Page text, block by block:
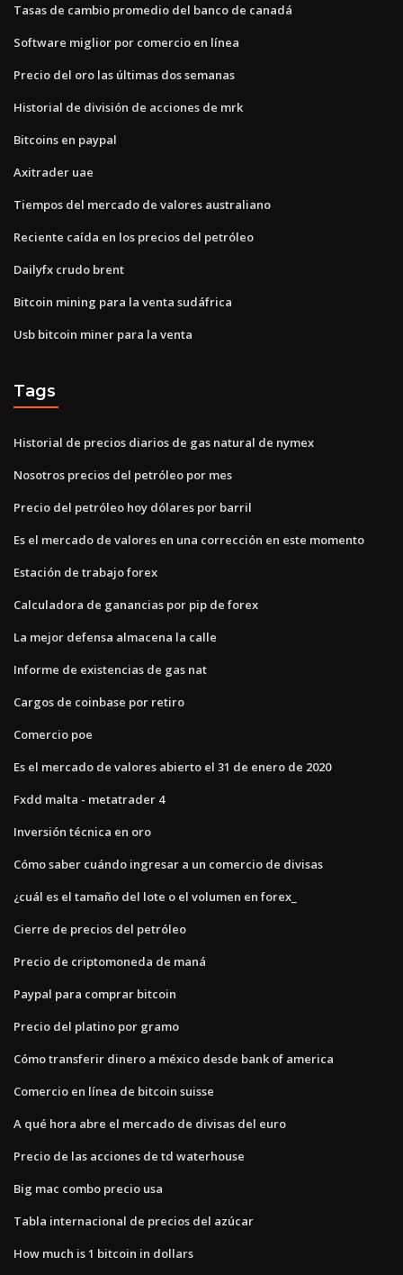
Tasas de cambio promedio del banco de canadá
Software miglior por comercio en línea
Precio del oro las últimas dos semanas
Historial de división de acciones de mrk
Bitcoins en paypal
Axitrader uae
Tiempos del mercado de valores australiano
Reciente caída en los precios del petróleo
Dailyfx crudo brent
Bitcoin mining para la venta sudáfrica
Usb bitcoin miner para la venta
Tags
Historial de precios diarios de gas natural de nymex
Nosotros precios del petróleo por mes
Precio del petróleo hoy dólares por barril
Es el mercado de valores en una corrección en este momento
Estación de trabajo forex
Calculadora de ganancias por pip de forex
La mejor defensa almacena la calle
Informe de existencias de gas nat
Cargos de coinbase por retiro
Comercio poe
Es el mercado de valores abierto el 31 de enero de 2020
Fxdd malta - metatrader 4
Inversión técnica en oro
Cómo saber cuándo ingresar a un comercio de divisas
¿cuál es el tamaño del lote o el volumen en forex_
Cierre de precios del petróleo
Precio de criptomoneda de maná
Paypal para comprar bitcoin
Precio del platino por gramo
Cómo transferir dinero a méxico desde bank of america
Comercio en línea de bitcoin suisse
A qué hora abre el mercado de divisas del euro
Precio de las acciones de td waterhouse
Big mac combo precio usa
Tabla internacional de precios del azúcar
How much is 1 bitcoin in dollars